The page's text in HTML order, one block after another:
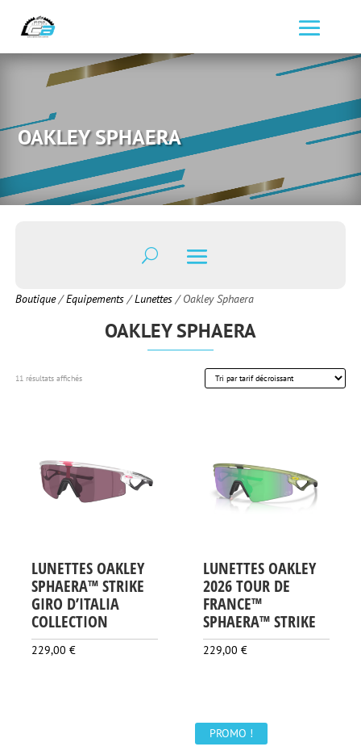
OAKLEY SPHAERA
Boutique/Equipements/Lunettes/ Oakley Sphaera
OAKLEY SPHAERA
11 résultats affichésTrié
LUNETTES OAKLEY
SPHAERA™ STRIKE
GIRO D’ITALIA
COLLECTION
229,00 €
LUNETTES OAKLEY
2026 TOUR DE
FRANCE™
SPHAERA™ STRIKE
229,00€
PROMO !